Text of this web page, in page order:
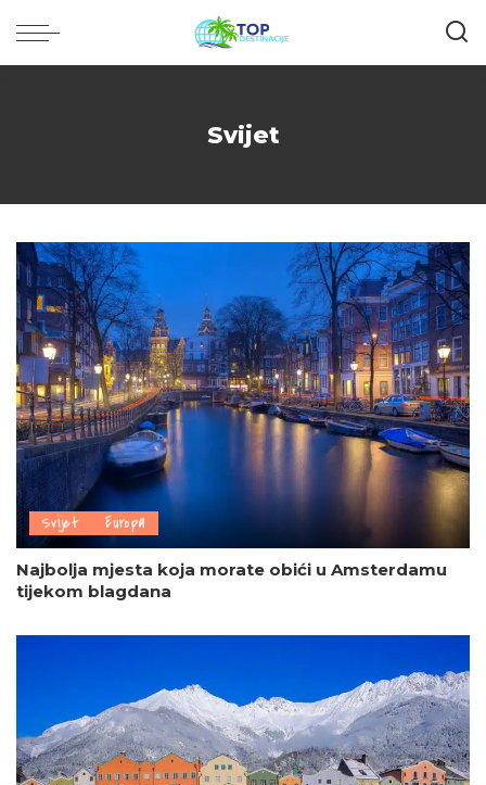
Svijet
Svijet Europa
Najbolja mjesta koja morate obići u Amsterdamu
tijekom blagdana